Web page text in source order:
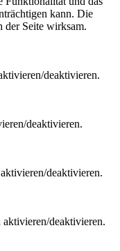
kann. Die
der Seite wirksam.
deaktivieren.
deaktivieren.
deaktivieren.
deaktivieren.